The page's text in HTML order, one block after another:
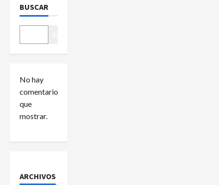
ó
n
d
e
e
n
a
BUSCAR
No hay
comentarios
que
mostrar.
ARCHIVOS